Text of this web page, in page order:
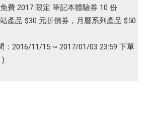
費 2017 限定 筆記本體驗券 10 份
產品 $30 元折價券，月曆系列產品 $50
：2016/11/15 ~ 2017/01/03 23:59 下單
)